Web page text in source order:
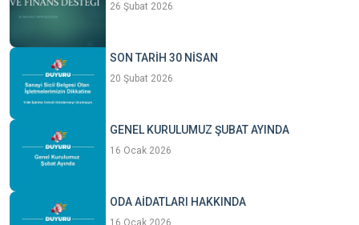
26 Şubat 2026
SON TARİH 30 NİSAN
20 Şubat 2026
GENEL KURULUMUZ ŞUBAT AYINDA
16 Ocak 2026
ODA AİDATLARI HAKKINDA
16 Ocak 2026